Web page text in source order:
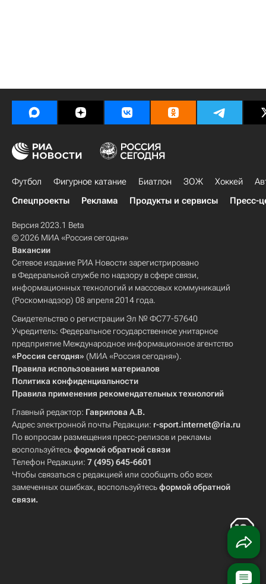
Футбол Фигурное катание Биатлон ЗОЖ Хоккей
Спецпроекты
Реклама Продукты и сервисы Пресс-
Версия 2023.1 Beta
© 2026 МИА «Россия сегодня»
Вакансии
Сетевое издание РИА Новости зарегистрировано
в Федеральной службе по надзору в сфере связи,
информационных технологий и массовых коммуникаций
(Роскомнадзор) 08 апреля 2014 года.
Свидетельство о регистрации Эл № ФС77-57640
Учредитель: Федеральное государственное унитарное
предприятие Международное информационное агентство
«Россия сегодня» (МИА «Россия сегодня»).
Правила использования материалов
Политика конфиденциальности
Правила применения рекомендательных технологий
Главный редактор: Гаврилова А.В.
Адрес электронной почты Редакции: r-sport.internet@ria.ru
По вопросам размещения пресс-релизов и рекламы
воспользуйтесьформой обратной связи
Телефон Редакции: 7 (495) 645-6601
Чтобы связаться с редакцией или сообщить обо всех
замеченных ошибках, воспользуйтесьформой обратной
связи.